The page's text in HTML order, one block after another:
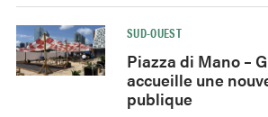
SUD-OUEST
Piazza di Mano –
accueille une
publique